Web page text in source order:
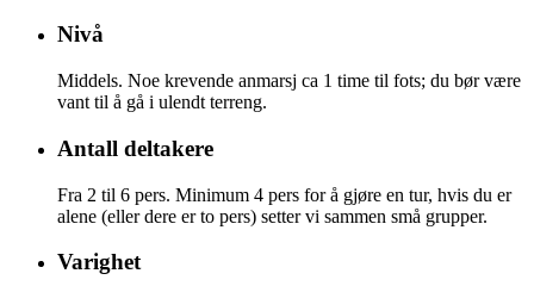
Nivå
Middels. Noe krevende anmarsj ca 1 time til fots; du bør være
vant til å gå i ulendt terreng.
Antall deltakere
Fra 2 til 6 pers. Minimum 4 pers for å gjøre en tur, hvis du er
alene (eller dere er to pers) setter vi sammen små grupper.
Varighet